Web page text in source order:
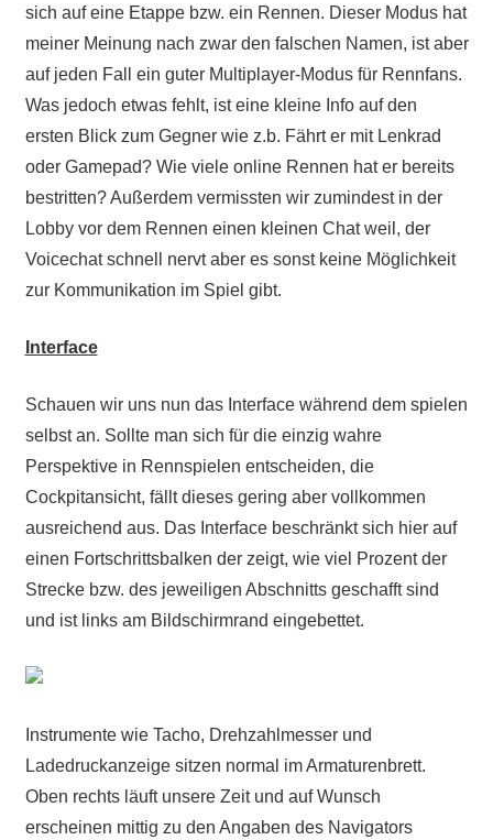
sich auf eine Etappe bzw. ein Rennen. Dieser Modus hat
meiner Meinung nach zwar den falschen Namen, ist aber
auf jeden Fall ein guter Multiplayer-Modus für Rennfans.
Was jedoch etwas fehlt, ist eine kleine Info auf den
ersten Blick zum Gegner wie z.b. Fährt er mit Lenkrad
oder Gamepad? Wie viele online Rennen hat er bereits
bestritten? Außerdem vermissten wir zumindest in der
Lobby vor dem Rennen einen kleinen Chat weil, der
Voicechat schnell nervt aber es sonst keine Möglichkeit
zur Kommunikation im Spiel gibt.
Interface
Schauen wir uns nun das Interface während dem spielen
selbst an. Sollte man sich für die einzig wahre
Perspektive in Rennspielen entscheiden, die
Cockpitansicht, fällt dieses gering aber vollkommen
ausreichend aus. Das Interface beschränkt sich hier auf
einen Fortschrittsbalken der zeigt, wie viel Prozent der
Strecke bzw. des jeweiligen Abschnitts geschafft sind
und ist links am Bildschirmrand eingebettet.
Instrumente wie Tacho, Drehzahlmesser und
Ladedruckanzeige sitzen normal im Armaturenbrett.
Oben rechts läuft unsere Zeit und auf Wunsch
erscheinen mittig zu den Angaben des Navigators